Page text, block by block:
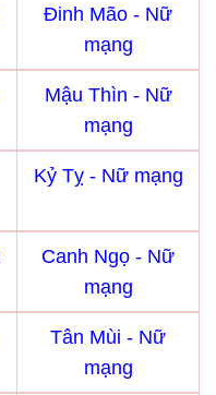
Đinh Mão - Nữ
mạng
Mậu Thìn - Nữ
mạng
Kỷ Tỵ - Nữ mạng
Canh Ngọ - Nữ
mạng
Tân Mùi - Nữ
mạng